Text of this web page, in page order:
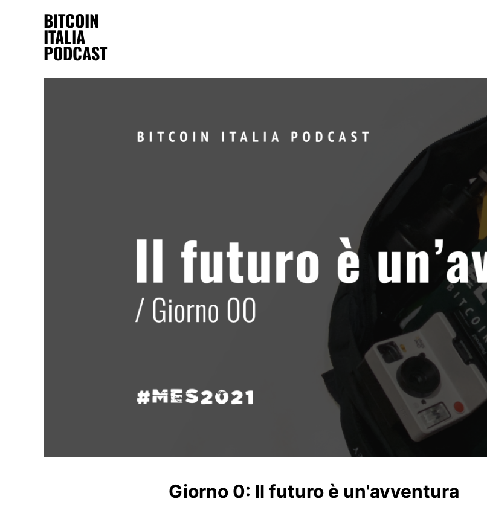
BITCOIN
ITALIA
PODCAST
Giorno 0: Il futuro è un'avventura